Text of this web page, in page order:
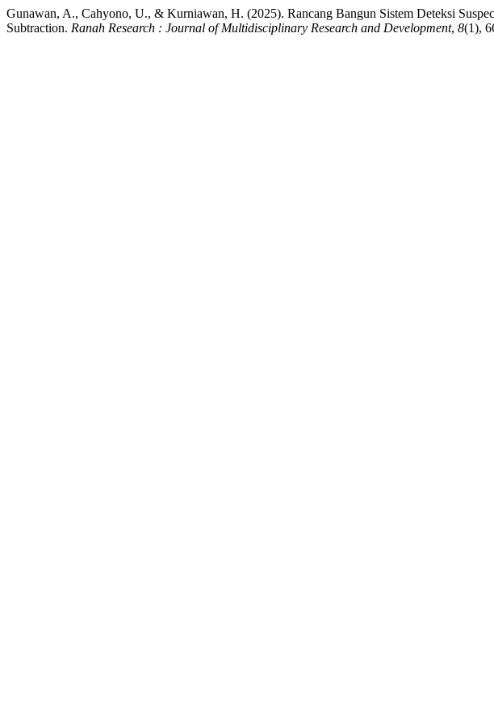
Gunawan, A., Cahyono, U., & Kurniawan, H. (2025). Rancang Bangun Sistem Deteksi
Subtraction. Ranah Research : Journal of Multidisciplinary Research and Development, 8(1),